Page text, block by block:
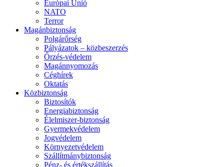
Európai Unió
NATO
Terror
Magánbiztonság
Polgárőrség
Pályázatok – közbeszerzés
Őrzés-védelem
Magánnyomozás
Céghírek
Oktatás
Közbiztonság
Biztosítók
Energiabiztonság
Élelmiszer-biztonság
Gyermekvédelem
Jogvédelem
Környezetvédelem
Szállítmánybiztonság
Pénz- és értékszállítás